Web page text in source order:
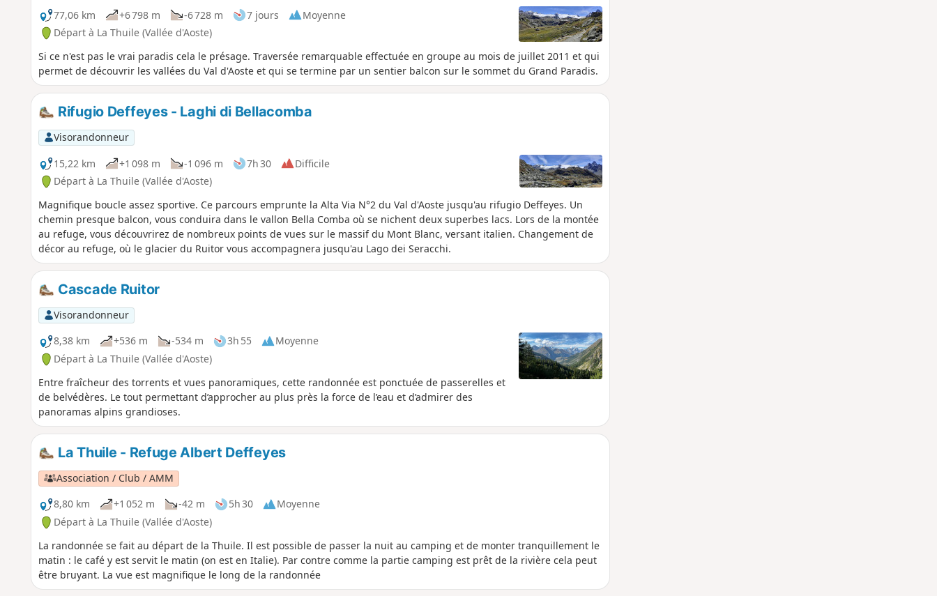
77,06 km
+6 798 m -6 728 m 7 jours
Moyenne
Départ à La Thuile (Vallée d'Aoste)
Si ce n'est pas le vrai paradis cela le présage. Traversée remarquable effectuée en groupe au mois de juillet 2011 et qui
permet de découvrir les vallées du Val d'Aoste et qui se termine par un sentier balcon sur le sommet du Grand Paradis.
Rifugio Deffeyes - Laghi di Bellacomba
Visorandonneur
15,22 km
+1 098 m -1 096 m 7h 30
Difficile
Départ à La Thuile (Vallée d'Aoste)
Magnifique boucle assez sportive. Ce parcours emprunte la Alta Via N°2 du Val d'Aoste jusqu'au rifugio Deffeyes. Un
chemin presque balcon, vous conduira dans le vallon Bella Comba où se nichent deux superbes lacs. Lors de la montée
au refuge, vous découvrirez de nombreux points de vues sur le massif du Mont Blanc, versant italien. Changement de
décor au refuge, où le glacier du Ruitor vous accompagnera jusqu'au Lago dei Seracchi.
Cascade Ruitor
Visorandonneur
8,38 km
+536 m -534 m 3h 55
Moyenne
Départ à La Thuile (Vallée d'Aoste)
Entre fraîcheur des torrents et vues panoramiques, cette randonnée est ponctuée de passerelles et
de belvédères. Le tout permettant d’approcher au plus près la force de l’eau et d’admirer des
panoramas alpins grandioses.
La Thuile - Refuge Albert Deffeyes
Association / Club / AMM
8,80 km
+1 052 m -42 m 5h 30
Moyenne
Départ à La Thuile (Vallée d'Aoste)
La randonnée se fait au départ de la Thuile. Il est possible de passer la nuit au camping et de monter tranquillement le
matin : le café y est servit le matin (on est en Italie). Par contre comme la partie camping est prêt de la rivière cela peut
être bruyant. La vue est magnifique le long de la randonnée